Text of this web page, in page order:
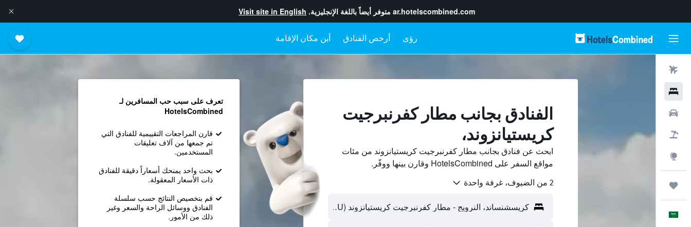
ar.hotelscombined.com متوفر أيضاً باللغة الإنجليزية. Visit site in English
رؤى أرخص الفنادق أين مكان الإقامة
حزم العروض
الفنادق بجانب مطار كفرنبرجيت
كريستيانزوند،
ابحث عن فنادق بجانب مطار كفرنبرجيت كريستيانزوند من مئات
مواقع السفر على HotelsCombined وقارن بينها ووفّر.
2 من الضيوف، غرفة واحدة
تعرف على سبب حب المسافرين لـ
HotelsCombined
قارن المراجعات التقييمية للفنادق التي
تم جمعها من آلاف تعليقات
المستخدمين.
بحث واحد يمنحك أسعاراً دقيقة للفنادق
ذات الأسعار المعقولة.
قم بتخصيص النتائج حسب سلسلة
الفنادق ووسائل الراحة والسعر وغير
ذلك من الأمور.